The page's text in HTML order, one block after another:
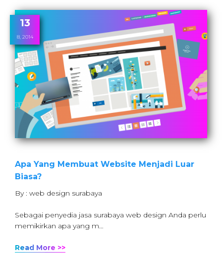
13
8, 2014
Apa Yang Membuat Website Menjadi Luar
Biasa?
By : web design surabaya
Sebagai penyedia jasa surabaya web design Anda perlu
memikirkan apa yang m…
Read More >>